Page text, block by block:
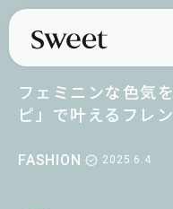
FASHION 2025.6.4
フェミニンな色気
ピ」で叶えるフレ